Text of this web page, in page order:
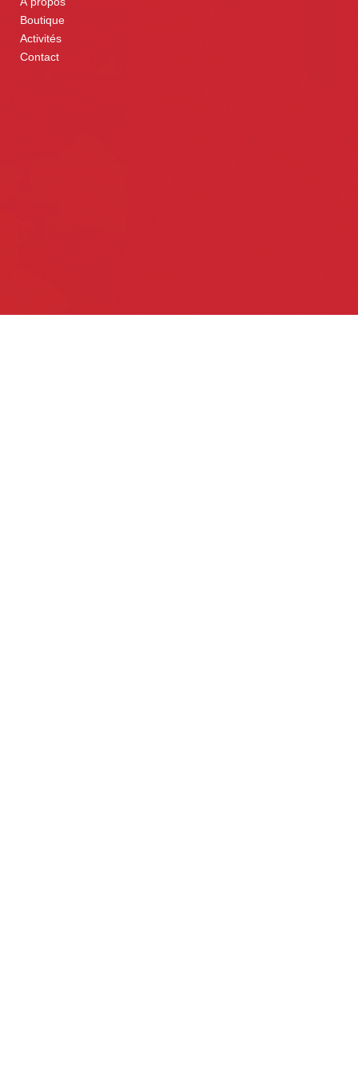
Boutique
Activités
Contact